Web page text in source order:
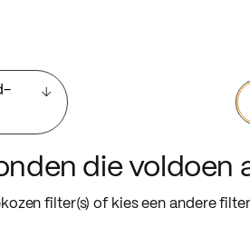
die voldoen
filter(s) of kies een andere